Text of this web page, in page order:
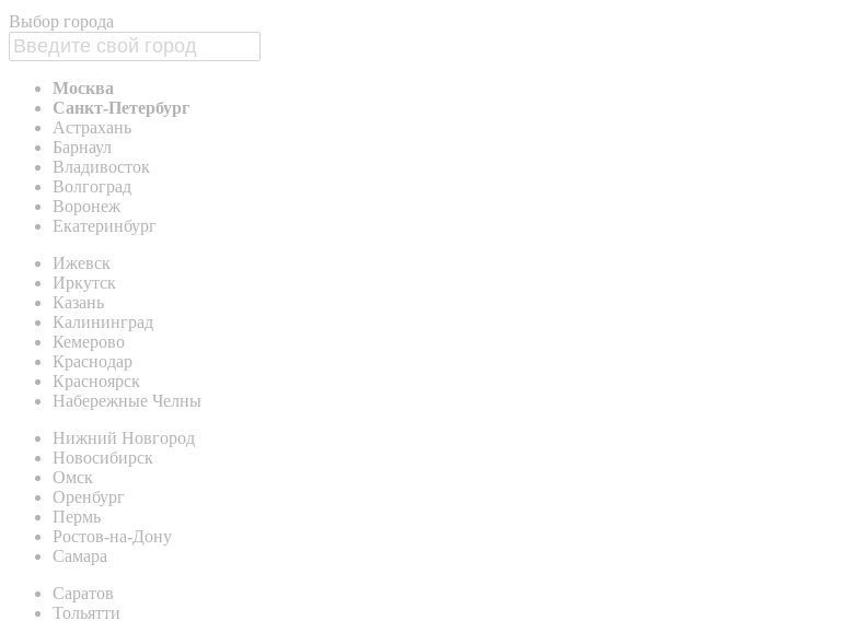
Выбор города
Москва
Санкт-Петербург
Астрахань
Барнаул
Владивосток
Волгоград
Воронеж
Екатеринбург
Ижевск
Иркутск
Казань
Калининград
Кемерово
Краснодар
Красноярск
Набережные Челны
Нижний Новгород
Новосибирск
Омск
Оренбург
Пермь
Ростов-на-Дону
Самара
Саратов
Тольятти